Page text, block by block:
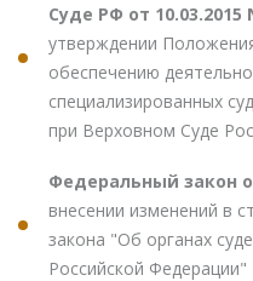
Суде РФ от 10.03.2015
утверждении
обеспечению
специализированных
при Верховном Суде
Федеральный закон
внесении изменений в
закона "Об органах
Российской Федерации"